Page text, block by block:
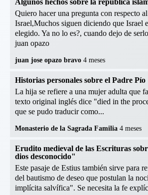
Quiero hacer una pregunta con respecto
Israel,Muchos siguen diciendo que Israel
elegido. Ya no lo es?, cuando dejo de
juan opazo
juan jose opazo bravo 4 meses
Historias personales sobre el Padre Pío
La hija se refiere a una mujer adulta que
texto original inglés dice "died in the
que se pudo traducir como...
Monasterio de la Sagrada Familia 4 meses
Erudito medieval de las Escrituras
dios desconocido"
Este pasaje de Estius también sirve para
del bautismo de deseo que postulan la
implícita salvífica". Se necesita la fe